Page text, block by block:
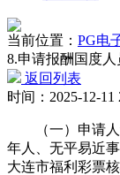
当前位置： PG电
8.申请报酬国度
返回列表
时间：2025-12-11
（一）申请人
年人、无平易近
大连市福利彩票